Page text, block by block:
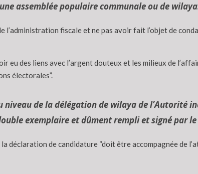
assemblée populaire communale ou de
l’administration fiscale et ne pas avoir fait l’objet de
eu des liens avec l’argent douteux et les milieux de
électorales”.
de la délégation de wilaya de l’Autorité
exemplaire et dûment rempli et signé par
déclaration de candidature “doit être accompagnée de